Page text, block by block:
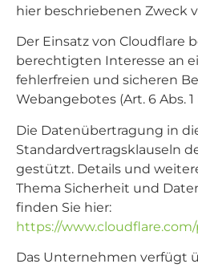
hier beschriebenen Zweck
Der Einsatz von Cloudflare
berechtigten Interesse an
fehlerfreien und sicheren
Webangebotes (Art. 6 Abs. 1
Die Datenübertragung in
Standardvertragsklauseln
gestützt. Details und
Thema Sicherheit und
finden Sie hier:
https://
Das Unternehmen verfügt